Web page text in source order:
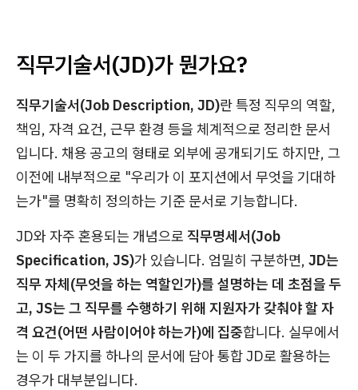
직무기술서(JD)가 뭔가요?
직무기술서(Job Description, JD)란 특정 직무의 역할,
책임, 자격 요건, 근무 환경 등을 체계적으로 정리한 문서
입니다. 채용 공고의 형태로 외부에 공개되기도 하지만, 그
이전에 내부적으로 "우리가 이 포지션에서 무엇을 기대하
는가"를 명확히 정의하는 기준 문서로 기능합니다.
JD와 자주 혼용되는 개념으로 직무명세서(Job
Specification, JS)가 있습니다. 엄밀히 구분하면, JD는
직무 자체(무엇을 하는 역할인가)를 설명하는 데 초점을 두
고, JS는 그 직무를 수행하기 위해 지원자가 갖춰야 할 자
격 요건(어떤 사람이어야 하는가)에 집중합니다. 실무에서
는 이 두 가지를 하나의 문서에 담아 통합 JD로 활용하는
경우가 대부분입니다.